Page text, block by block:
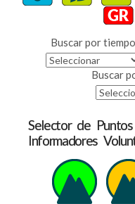
Buscar por tiempo
Buscar
Selector de
Informadores